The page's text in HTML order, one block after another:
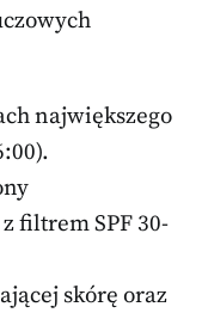
największego
filtrem SPF 30-
skórę oraz